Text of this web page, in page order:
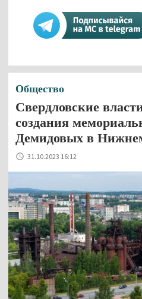
Общество
Свердловские
создания
Демидовых в
31.10.2023 16:12